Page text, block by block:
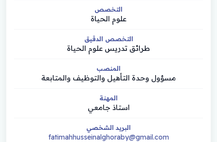
التخصص
علوم الحياة
التخصص الدقيق
طرائق تدريس علوم الحياة
المنصب
مسؤول وحدة التأهيل والتوظيف والمتابعة
المهنة
استاذ جامعي
البريد الشخصي
fatimahhusseinalghoraby@gmail.com